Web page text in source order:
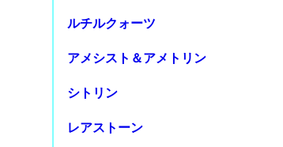
ルチルクォーツ
アメシスト＆アメトリン
シトリン
レアストーン